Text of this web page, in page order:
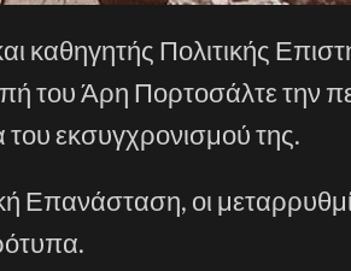
καθηγητής Πολιτικής
του Άρη Πορτοσάλτε την
εκσυγχρονισμού της.
Επανάσταση, οι